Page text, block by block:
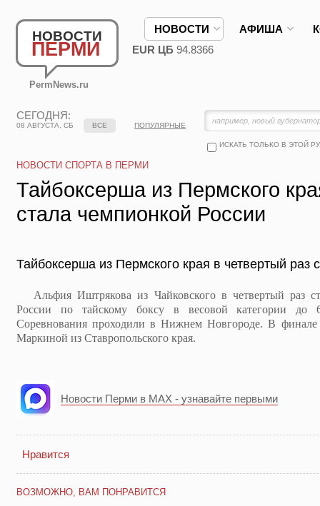
НОВОСТИ
ПЕРМИ
PermNews.ru
НОВОСТИ АФИША
EUR ЦБ 94.8366
СЕГОДНЯ:
08 АВГУСТА, СБ
ИСКАТЬ ТОЛЬКО В ЭТОЙ
ВСЕ ПОПУЛЯРНЫЕ
НОВОСТИ СПОРТА В ПЕРМИ
Тайбоксерша из Пермского
стала чемпионкой России
Тайбоксерша из Пермского края в четвертый раз
Альфия Иштрякова из Чайковского в четвертый раз
России по тайскому боксу в весовой категории до
Соревнования проходили в Нижнем Новгороде. В финале
Маркиной из Ставропольского края.
Новости Перми в MAX - узнавайте первыми
Нравится
ВОЗМОЖНО, ВАМ ПОНРАВИТСЯ